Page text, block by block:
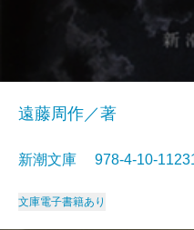
遠藤周作／著
新潮文庫 978-4-10-
文庫電子書籍あり